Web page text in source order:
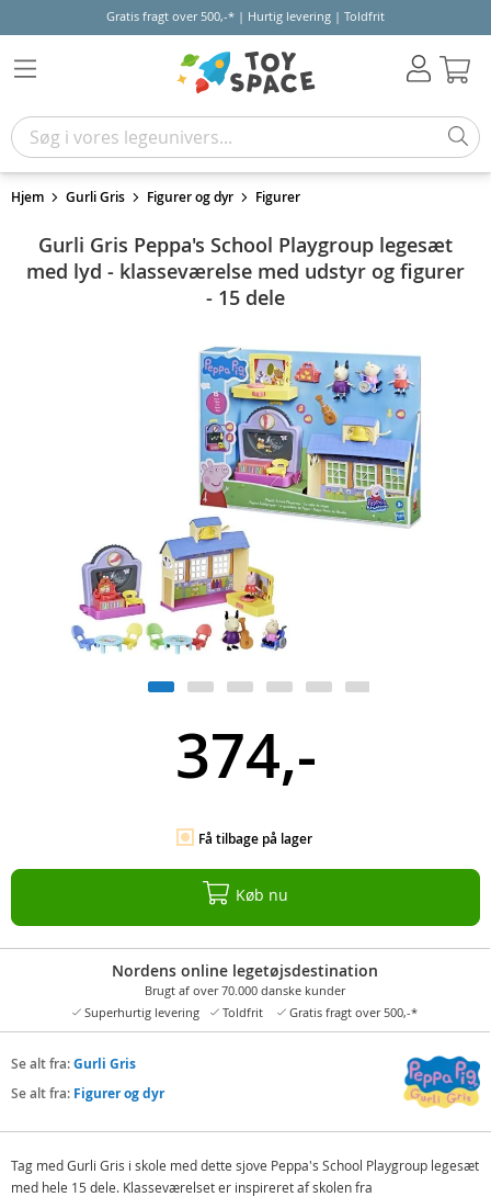
Gratis fragt over 500,-* | Hurtig levering | Toldfrit
Hjem Gurli Gris Figurer og dyr Figurer
Gurli Gris Peppa's School Playgroup legesæt
med lyd - klasseværelse med udstyr og figurer
- 15 dele
374,-
Få tilbage på lager
Køb nu
Nordens online legetøjsdestination
Brugt af over 70.000 danske kunder
Superhurtig levering
Toldfrit Gratis fragt over 500,-*
Se alt fra:Gurli Gris
Se alt fra: Figurer og dyr
Tag med Gurli Gris i skole med dette sjove Peppa's School Playgroup legesæt
med hele 15 dele. Klasseværelset er inspireret af skolen fra